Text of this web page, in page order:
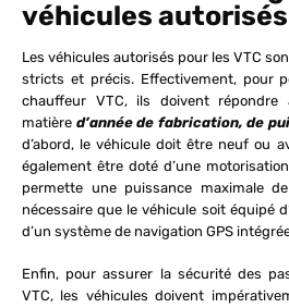
véhicules autorisés
Les véhicules autorisés pour les VTC
stricts et précis. Effectivement, pour
chauffeur VTC, ils doivent répondre
matière d’année de fabrication, de
d’abord, le véhicule doit être neuf ou
également être doté d’une
permette une puissance maximale
nécessaire que le véhicule soit équipé
d’un système de navigation GPS
Enfin, pour assurer la sécurité des
VTC, les véhicules doivent